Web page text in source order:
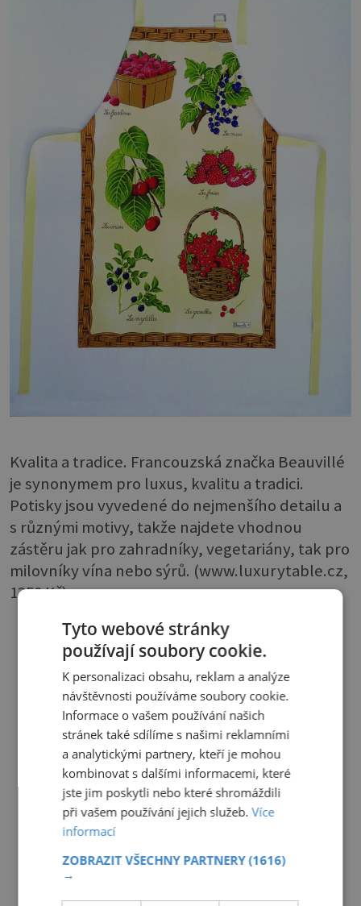
Kvalita a tradice. Francouzská značka Beauvillé
je synonymem pro luxus, kvalitu a tradici.
Potisky jsou vyvedené do nejmenšího detailu a
s různými motivy, takže najdete vhodnou
zástěru jak pro zahradníky, vegetariány, tak pro
milovníky vína nebo sýrů. (www.luxurytable.cz,
1350 Kč)
Tyto webové stránky
používají soubory cookie.
K personalizaci obsahu, reklam a analýze
návštěvnosti používáme soubory cookie.
Informace o vašem používání našich
stránek také sdílíme s našimi reklamními
a analytickými partnery, kteří je mohou
kombinovat s dalšími informacemi, které
jste jim poskytli nebo které shromáždili
při vašem používání jejich služeb.Více
informací
ZOBRAZIT VŠECHNY PARTNERY(1616)
→